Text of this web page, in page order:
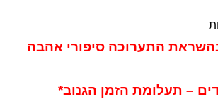
התערוכה סיפורי אהבה
– תעלומת הזמן הגנוב*